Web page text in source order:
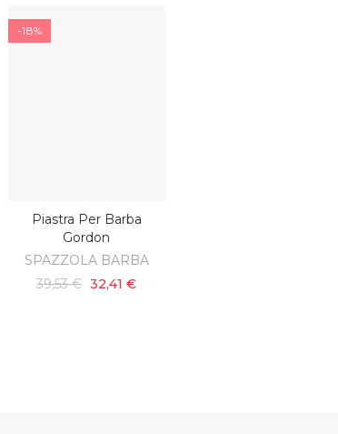
-18%
AGGIUNGI AL CARRELLO
Piastra Per Barba
Gordon
SPAZZOLA BARBA
39,53 € 32,41 €